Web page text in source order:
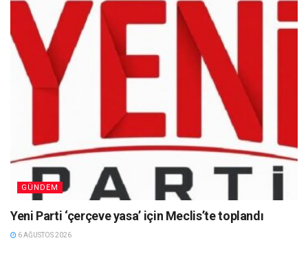
GÜNDEM
Yeni Parti ‘çerçeve yasa’ için Meclis’te toplandı
6 AĞUSTOS 2026